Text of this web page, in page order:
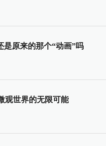
是原来的那个“动画”吗
观世界的无限可能